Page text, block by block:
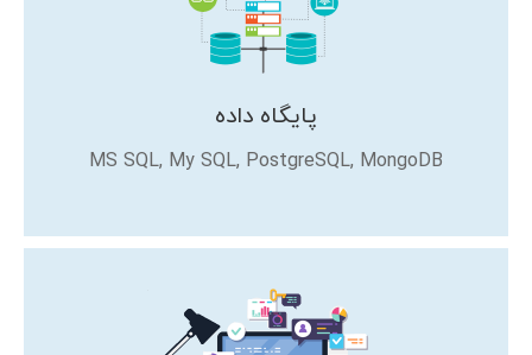
پایگاه داده
MS SQL, My SQL, PostgreSQL, MongoDB